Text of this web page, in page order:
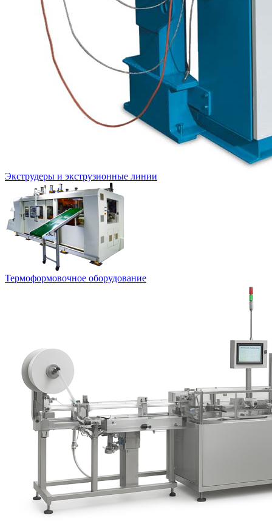
Экструдеры и экструзионные линии
Термоформовочное оборудование